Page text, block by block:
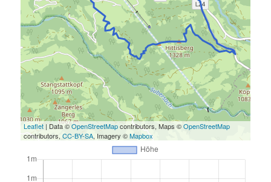
Leaflet | Data ©OpenStreetMapcontributors, Maps ©OpenStreetMap
contributors,CC-BY-SA, Imagery ©Mapbox